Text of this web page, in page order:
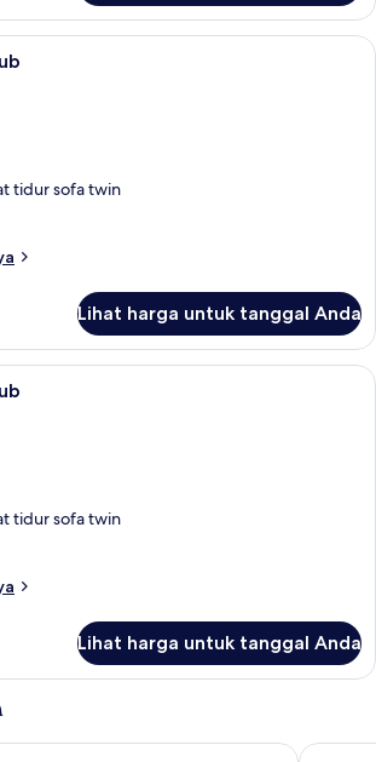
Suite Senior, hot tub | Pemandangan
tidur sofa twin
Lihat harga untuk tanggal Anda
Suite Grand, hot tub | Pemandangan
tidur sofa twin
Lihat harga untuk tanggal Anda
and Wine Bar Trinity